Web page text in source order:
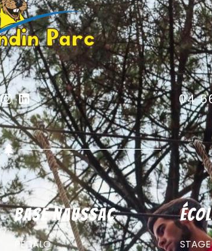
04
Base Naussac
PÉDALO